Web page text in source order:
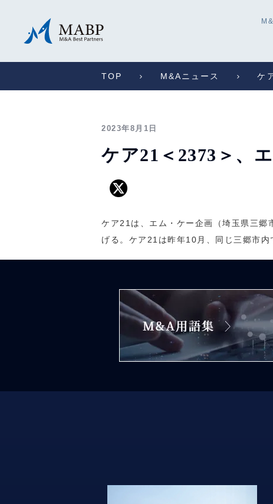
TOP M&Aニュース ケ
2023年8月1日
ケア21＜2373＞、
ケア21は、エム・ケー企画（埼玉県三郷
げる。ケア21は昨年10月、同じ三郷市